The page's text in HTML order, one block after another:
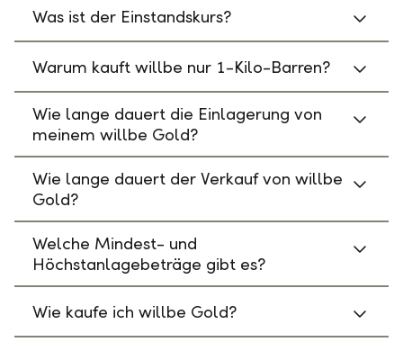
Was ist der Einstandskurs?
Warum kauft willbe nur 1-Kilo-Barren?
Wie lange dauert die Einlagerung von
meinem willbe Gold?
Wie lange dauert der Verkauf von willbe
Gold?
Welche Mindest- und
Höchstanlagebeträge gibt es?
Wie kaufe ich willbe Gold?